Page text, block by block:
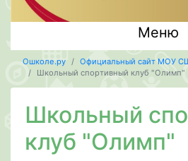
Меню
Ошколе.ру Официальный сайт МОУ
Школьный спортивный клуб "Олимп"
Школьный
клуб "Олимп"